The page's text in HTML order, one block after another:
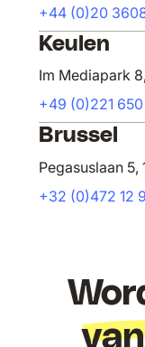
+44 (0)20
Keulen
Im Mediapark
+49 (0)221
Brussel
Pegasuslaan 5,
+32 (0)472 12